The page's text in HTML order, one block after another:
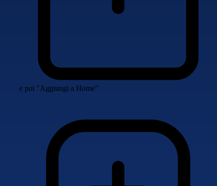
e poi "Aggiungi a Home"